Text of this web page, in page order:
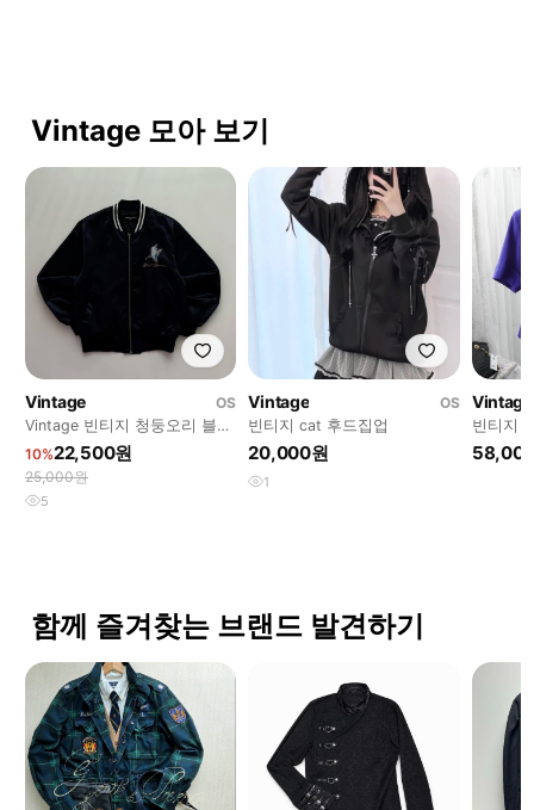
Vintage 모아 보기
Vintage
OS
Vintage 빈티지 청둥오리 블랙
스틴 스카잔
10%22,500원
25,000원
5
Vintage
OS
빈티지 cat 후드집업
20,000원
1
Vintage
빈티지
더블 반
함께 즐겨찾는 브랜드 발견하기